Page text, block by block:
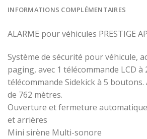
INFORMATIONS COMPLÉMENTAIRES
ALARME pour véhicules PRESTIGE
Système de sécurité pour véhicule,
paging, avec 1 télécommande LCD à
télécommande Sidekick à 5
de 762 mètres.
Ouverture et fermeture
et arrières
Mini sirène Multi-sonore